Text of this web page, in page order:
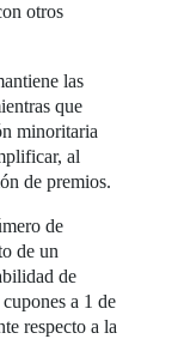
otros
las
que
minoritaria
al
de premios.
de
de un
de
a 1 de
respecto a la